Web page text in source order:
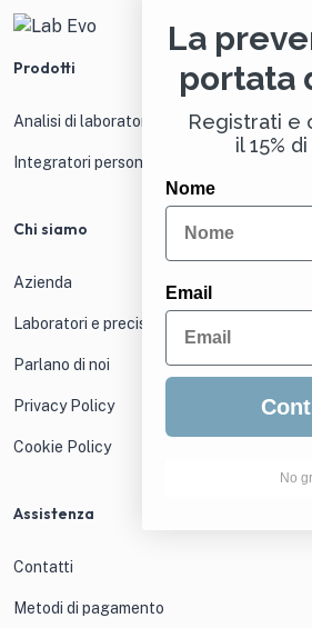
Prodotti
Analisi di laboratorio
Integratori personalizzati
Chi siamo
Azienda
Laboratori e precisione
Parlano di noi
Privacy Policy
Cookie Policy
Assistenza
Contatti
Metodi di pagamento
La
portata
Registrati e
il 15%
Nome
Email
No